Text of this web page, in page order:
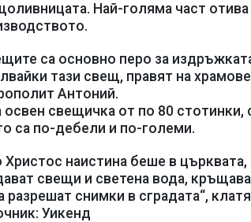
Най-голяма част
са основно перо за
тази свещ, правят на
Антоний.
освен свещичка от по 80 стотинки,
са по-дебели и по-големи.
Христос наистина беше в
свещи и светена вода,
разрешат снимки в сградата“,
Уикенд